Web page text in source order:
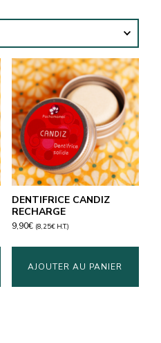
DENTIFRICE CANDIZ
RECHARGE
9,90€ (8,25€H.T.)
AJOUTER AU PANIER